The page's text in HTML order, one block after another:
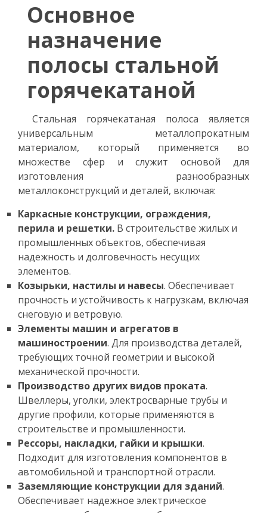
Основное
назначение
полосы стальной
горячекатаной
Стальная горячекатаная полоса является
универсальным металлопрокатным
материалом, который применяется во
множестве сфер и служит основой для
изготовления разнообразных
металлоконструкций и деталей, включая:
Каркасные конструкции, ограждения,
перила и решетки. В строительстве жилых и
промышленных объектов, обеспечивая
надежность и долговечность несущих
элементов.
Козырьки, настилы и навесы. Обеспечивает
прочность и устойчивость к нагрузкам, включая
снеговую и ветровую.
Элементы машин и агрегатов в
машиностроении. Для производства деталей,
требующих точной геометрии и высокой
механической прочности.
Производство других видов проката.
Швеллеры, уголки, электросварные трубы и
другие профили, которые применяются в
строительстве и промышленности.
Рессоры, накладки, гайки и крышки.
Подходит для изготовления компонентов в
автомобильной и транспортной отрасли.
Заземляющие конструкции для зданий.
Обеспечивает надежное электрическое